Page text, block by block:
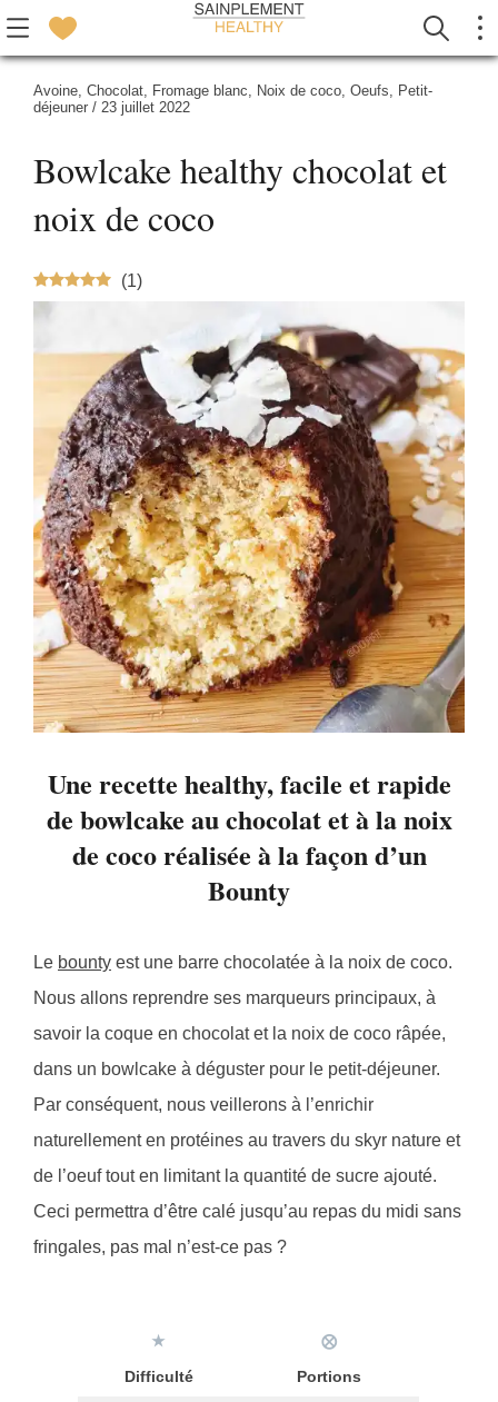
Avoine, Chocolat, Fromage blanc, Noix de coco, Oeufs, Petit-
déjeuner / 23 juillet 2022
Bowlcake healthy chocolat et
noix de coco
(1)
Une recette healthy, facile et rapide
de bowlcake au chocolat et à la noix
de coco réalisée à la façon d’un
Bounty
Le bounty est une barre chocolatée à la noix de coco.
Nous allons reprendre ses marqueurs principaux, à
savoir la coque en chocolat et la noix de coco râpée,
dans un bowlcake à déguster pour le petit-déjeuner.
Par conséquent, nous veillerons à l’enrichir
naturellement en protéines au travers du skyr nature et
de l’oeuf tout en limitant la quantité de sucre ajouté.
Ceci permettra d’être calé jusqu’au repas du midi sans
fringales, pas mal n’est-ce pas ?
★
Difficulté
⨂
Portions